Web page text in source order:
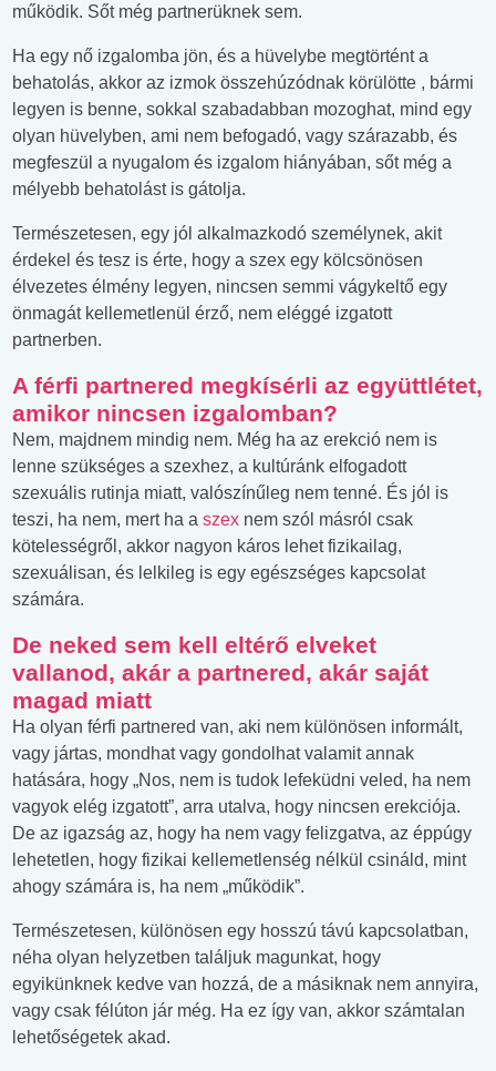
működik. Sőt még partnerüknek sem.
Ha egy nő izgalomba jön, és a hüvelybe megtörtént a
behatolás, akkor az izmok összehúzódnak körülötte , bármi
legyen is benne, sokkal szabadabban mozoghat, mind egy
olyan hüvelyben, ami nem befogadó, vagy szárazabb, és
megfeszül a nyugalom és izgalom hiányában, sőt még a
mélyebb behatolást is gátolja.
Természetesen, egy jól alkalmazkodó személynek, akit
érdekel és tesz is érte, hogy a szex egy kölcsönösen
élvezetes élmény legyen, nincsen semmi vágykeltő egy
önmagát kellemetlenül érző, nem eléggé izgatott
partnerben.
A férfi partnered megkísérli az együttlétet,
amikor nincsen izgalomban?
Nem, majdnem mindig nem. Még ha az erekció nem is
lenne szükséges a szexhez, a kultúránk elfogadott
szexuális rutinja miatt, valószínűleg nem tenné. És jól is
teszi, ha nem, mert ha a szex nem szól másról csak
kötelességről, akkor nagyon káros lehet fizikailag,
szexuálisan, és lelkileg is egy egészséges kapcsolat
számára.
De neked sem kell eltérő elveket
vallanod, akár a partnered, akár saját
magad miatt
Ha olyan férfi partnered van, aki nem különösen informált,
vagy jártas, mondhat vagy gondolhat valamit annak
hatására, hogy „Nos, nem is tudok lefeküdni veled, ha nem
vagyok elég izgatott”, arra utalva, hogy nincsen erekciója.
De az igazság az, hogy ha nem vagy felizgatva, az éppúgy
lehetetlen, hogy fizikai kellemetlenség nélkül csináld, mint
ahogy számára is, ha nem „működik”.
Természetesen, különösen egy hosszú távú kapcsolatban,
néha olyan helyzetben találjuk magunkat, hogy
egyikünknek kedve van hozzá, de a másiknak nem annyira,
vagy csak félúton jár még. Ha ez így van, akkor számtalan
lehetőségetek akad.